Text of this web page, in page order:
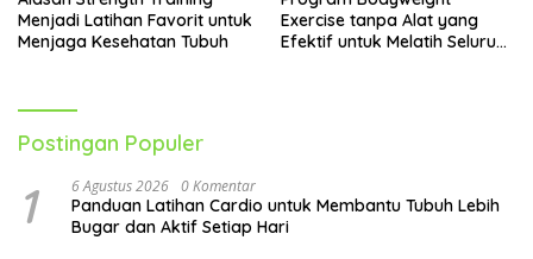
Menjadi Latihan Favorit untuk
Menjaga Kesehatan Tubuh
Exercise tanpa Alat yang
Efektif untuk Melatih Seluruh
Postingan Populer
1 6 Agustus 2026 0 Komentar
Panduan Latihan Cardio untuk Membantu Tubuh Lebih
Bugar dan Aktif Setiap Hari